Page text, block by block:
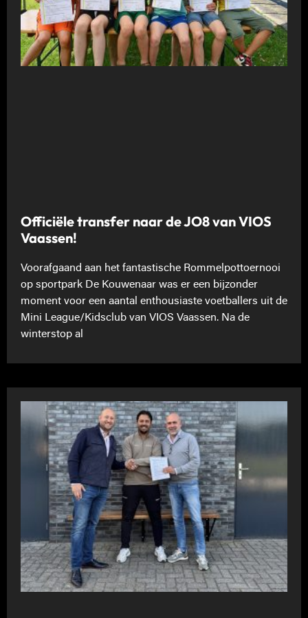
Officiële transfer naar de JO8 van VIOS
Vaassen!
Voorafgaand aan het fantastische Rommelpottoernooi
op sportpark De Kouwenaar was er een bijzonder
moment voor een aantal enthousiaste voetballers uit de
Mini League/Kidsclub van VIOS Vaassen. Na de
winterstop al